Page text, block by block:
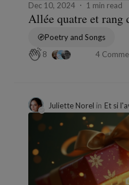
Dec 10, 2024 1 min read
Allée quatre et rang
Poetry and Songs
8
4
Juliette Norel in Et si